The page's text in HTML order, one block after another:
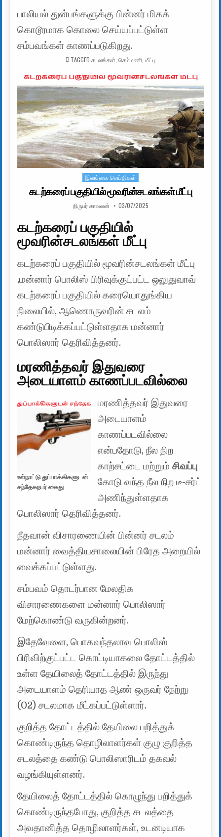
பாலியல் துன்பங்களுக்கு பின்னர் மிகக்
கொடூரமாக கொலை செய்யப்பட்டுள்ள
சம்பவங்கள் காணப்படுகிறது.
TAGGED சடலங்கள் செம்மணி மீட்பு
Posted in
இலங்கை செய்திகள்
கடற்கரைப் பகுதியில் மூவரின்சடலங்கள் மீட்பு
AUTHOR:
நிருபர் காவலன் PUBLISHED DATE:
03/07/2025
கடற்கரைப் பகுதியில்
மூவரின்சடலங்கள் மீட்பு
கடற்கரைப் பகுதியில் மூவரின்சடலங்கள் மீட்பு
,மன்னார் பொலிஸ் பிரிவுக்குட்பட்ட ஒலுதுவாவ்
கடற்கரைப் பகுதியில் கரையொதுங்கிய
நிலையில், ஆணொருவரின் சடலம்
கண்டுபிடிக்கப்பட்டுள்ளதாக மன்னார்
பொலிஸார் தெரிவித்தனர்.
மரணித்தவர் இதுவரை
அடையாளம் காணப்படவில்லை
உள்நாட்டு துப்பாக்கிகளுடன்
சந்தேகநபர் கைது
மரணித்தவர் இதுவரை
அடையாளம்
காணப்படவில்லை
என்பதோடு, நீல நிற
காற்சட்டை மற்றும்சிவப்பு
கோடு வந்த நீல நிற டீ-சர்ட்
அணிந்துள்ளதாக
பொலிஸார் தெரிவித்தனர்.
நீதவான் விசாரணையின் பின்னர் சடலம்
மன்னார் வைத்தியசாலையின் பிரேத அறையில்
வைக்கப்பட்டுள்ளது.
சம்பவம் தொடர்பான மேலதிக
விசாரணைகளை மன்னார் பொலிஸார்
மேற்கொண்டு வருகின்றனர்.
இதேவேளை, பொகவந்தலாவ பொலிஸ்
பிரிவிற்குட்பட்ட கொட்டியாகலை தோட்டத்தில்
உள்ள தேயிலைத் தோட்டத்தில் இருந்து
அடையாளம் தெரியாத ஆண் ஒருவர் நேற்று
(02) சடலமாக மீட்கப்பட்டுள்ளார்.
குறித்த தோட்டத்தில் தேயிலை பறித்துக்
கொண்டிருந்த தொழிலாளர்கள் குழு குறித்த
சடலத்தை கண்டு பொலிஸாரிடம் தகவல்
வழங்கியுள்ளனர்.
தேயிலைத் தோட்டத்தில் கொழுந்து பறித்துக்
கொண்டிருந்தபோது, குறித்த சடலத்தை
அவதானித்த தொழிலாளர்கள், உடனடியாக